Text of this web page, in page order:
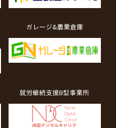
ガレージ&農業倉庫
就労継続支援B型事業所